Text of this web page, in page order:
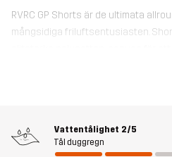
RVRC GP Shorts är de ultimata
mångsidiga friluftsentusiasten.
partier i 4-vägsstretch upptill och
du ska kunna fästa karbinhakar och
Sammanfattningsvis är RVRC GP
Vattentålighet 2/5
Tål duggregn